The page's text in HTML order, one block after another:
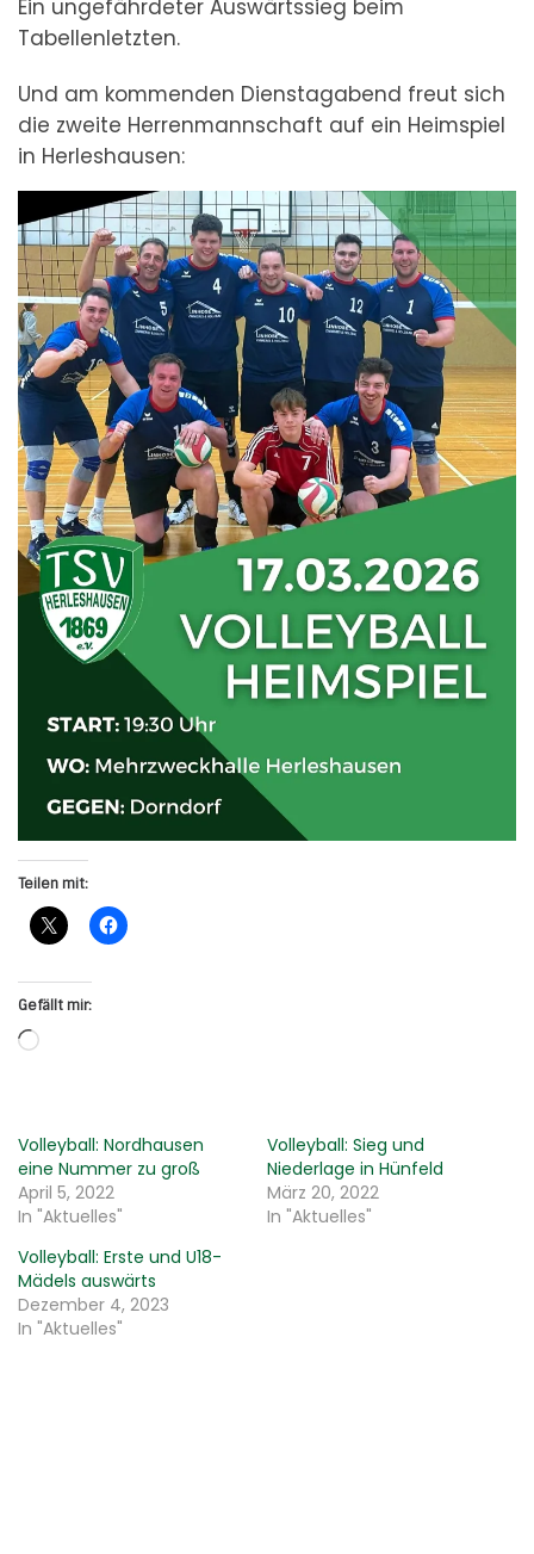
Ein ungefährdeter Auswärtssieg beim
Tabellenletzten.
Und am kommenden Dienstagabend freut sich
die zweite Herrenmannschaft auf ein Heimspiel
in Herleshausen:
Teilen mit:
Gefällt mir:
Wird geladen …
Volleyball: Nordhausen
eine Nummer zu groß
April 5, 2022
In "Aktuelles"
Volleyball: Sieg und
Niederlage in Hünfeld
März 20, 2022
In "Aktuelles"
Volleyball: Erste und U18-
Mädels auswärts
Dezember 4, 2023
In "Aktuelles"